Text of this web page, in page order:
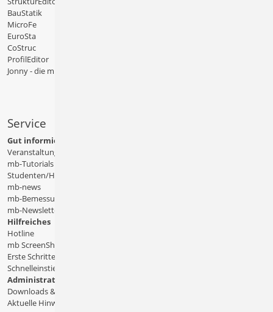
BauStatik
MicroFe
EuroSta
CoStruc
ProfilEditor
Jonny - die mb-App
Service
Gut informiert
Veranstaltungen
mb-Tutorials
Studenten/Hochschule
mb-news
mb-Bemessungstafeln
mb-Newsletter
Hilfreiches
Hotline
mb ScreenShare
Erste Schritte
Schnelleinstiege & Doku
Administratives
Downloads & Patches
Aktuelle Hinweise